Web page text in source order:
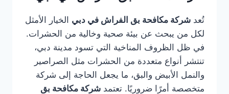
تُعد شركة مكافحة بق الفراش في دبي الخيار الأمثل
لكل من يبحث عن بيئة صحية وخالية من الحشرات.
في ظل الظروف المناخية التي تسود مدينة دبي،
تنتشر أنواع متعددة من الحشرات مثل الصراصير
والنمل الأبيض والبق، ما يجعل الحاجة إلى شركة
متخصصة أمرًا ضروريًا. تعتمد شركة مكافحة بق